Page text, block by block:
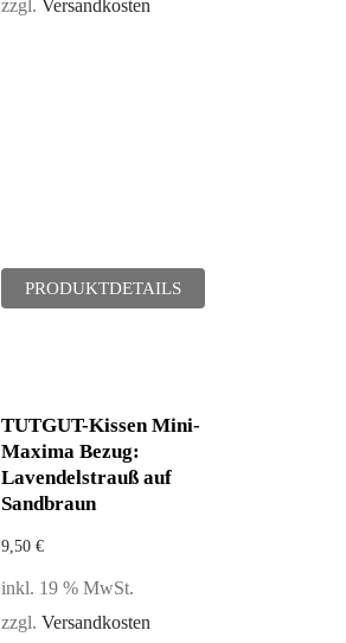
zzgl. Versandkosten
PRODUKTDETAILS
TUTGUT-Kissen Mini-
Maxima Bezug:
Lavendelstrauß auf
Sandbraun
9,50 €
inkl. 19 % MwSt.
zzgl. Versandkosten